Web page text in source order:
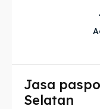
Imta
Imta
Jasa
Selatan